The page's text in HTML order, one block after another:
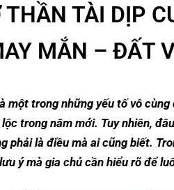
TÀI DỊP
MẮN – ĐẤT
một trong những yếu tố vô
trong năm mới. Tuy nhiên,
phải là điều mà ai cũng biết.
ý mà gia chủ cần hiểu rõ để